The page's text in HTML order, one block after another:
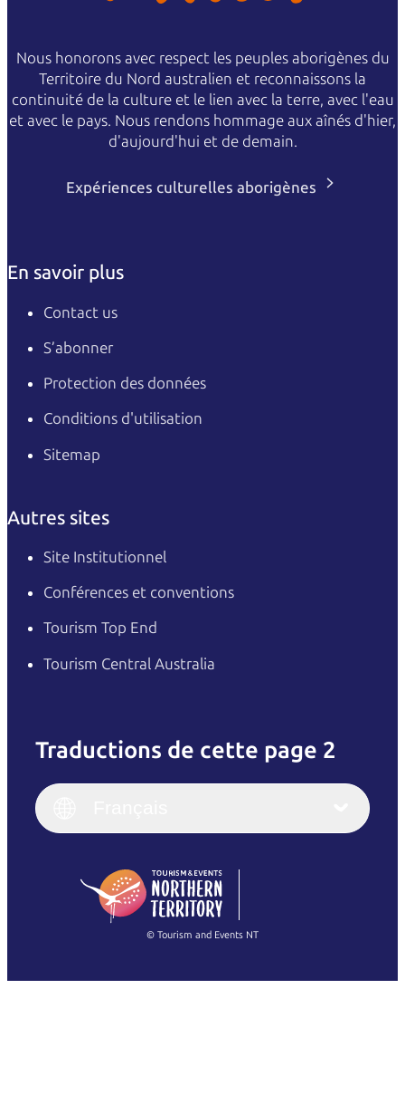
Nous honorons avec respect les peuples aborigènes du
Territoire du Nord australien et reconnaissons la
continuité de la culture et le lien avec la terre, avec l'eau
et avec le pays. Nous rendons hommage aux aînés d'hier,
d'aujourd'hui et de demain.
Expériences culturelles aborigènes
En savoir plus
Contact us
S’abonner
Protection des données
Conditions d'utilisation
Sitemap
Autres sites
Site Institutionnel
Conférences et conventions
Tourism Top End
Tourism Central Australia
Traductions de cette page 2
English
(Singapore)
Français
Italiano
繁體中文
© Tourism and Events NT